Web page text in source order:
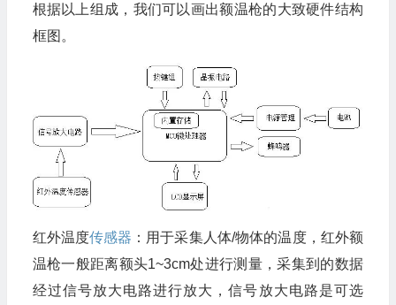
根据以上组成，我们可以画出额温枪的大致硬件结构
框图。
红外温度传感器 ：用于采集人体/物体的温度，红外额
温枪一般距离额头1~3cm处进行测量，采集到的数据
经过信号放大电路进行放大，信号放大电路是可选